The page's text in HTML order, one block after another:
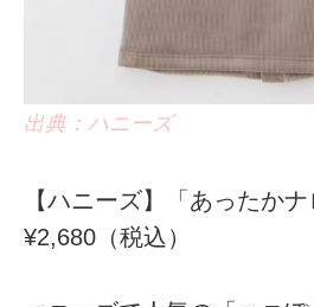
出典：ハニーズ
【ハニーズ】「あったかナ
¥2,680（税込）